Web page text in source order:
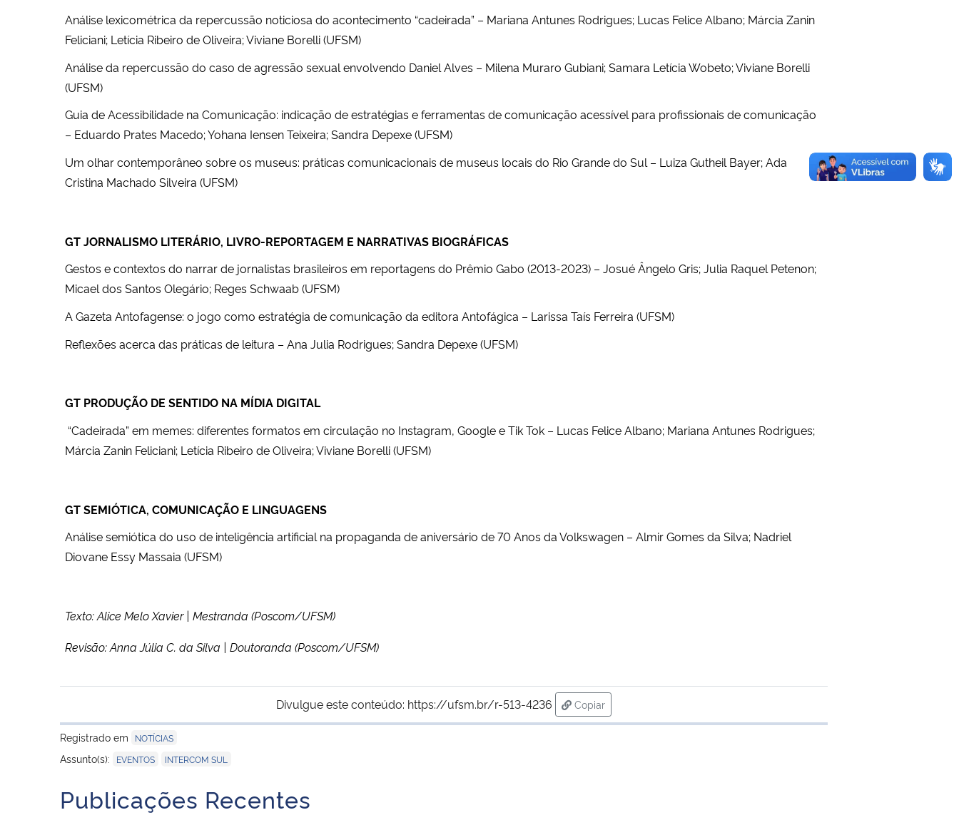
Análise lexicométrica da repercussão noticiosa do acontecimento “cadeirada” – Mariana Antunes Rodrigues; Lucas Felice Albano; Márcia Zanin
Feliciani; Letícia Ribeiro de Oliveira; Viviane Borelli (UFSM)
Análise da repercussão do caso de agressão sexual envolvendo Daniel Alves – Milena Muraro Gubiani; Samara Letícia Wobeto; Viviane Borelli
(UFSM)
Guia de Acessibilidade na Comunicação: indicação de estratégias e ferramentas de comunicação acessível para profissionais de comunicação
– Eduardo Prates Macedo; Yohana Iensen Teixeira; Sandra Depexe (UFSM)
Um olhar contemporâneo sobre os museus: práticas comunicacionais de museus locais do Rio Grande do Sul – Luiza Gutheil Bayer; Ada
Cristina Machado Silveira (UFSM)
GT JORNALISMO LITERÁRIO, LIVRO-REPORTAGEM E NARRATIVAS BIOGRÁFICAS
Gestos e contextos do narrar de jornalistas brasileiros em reportagens do Prêmio Gabo (2013-2023) – Josué Ângelo Gris; Julia Raquel Petenon;
Micael dos Santos Olegário; Reges Schwaab (UFSM)
A Gazeta Antofagense: o jogo como estratégia de comunicação da editora Antofágica – Larissa Taís Ferreira (UFSM)
Reflexões acerca das práticas de leitura – Ana Julia Rodrigues; Sandra Depexe (UFSM)
GT PRODUÇÃO DE SENTIDO NA MÍDIA DIGITAL
“Cadeirada” em memes: diferentes formatos em circulação no Instagram, Google e Tik Tok – Lucas Felice Albano; Mariana Antunes Rodrigues;
Márcia Zanin Feliciani; Letícia Ribeiro de Oliveira; Viviane Borelli (UFSM)
GT SEMIÓTICA, COMUNICAÇÃO E LINGUAGENS
Análise semiótica do uso de inteligência artificial na propaganda de aniversário de 70 Anos da Volkswagen – Almir Gomes da Silva; Nadriel
Diovane Essy Massaia (UFSM)
Texto: Alice Melo Xavier | Mestranda (Poscom/UFSM)
Revisão: Anna Júlia C. da Silva | Doutoranda (Poscom/UFSM)
Divulgue este conteúdo: https://ufsm.br/r-513-4236
Copiar
para área de transferência
Registrado em
NOTÍCIAS
Assunto(s): EVENTOS INTERCOM SUL
Publicações Recentes